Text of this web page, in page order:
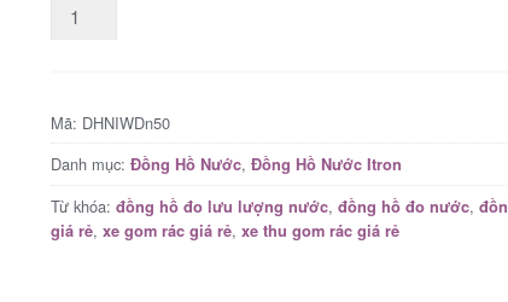
Mã: DHNIWDn50
Danh mục:Đồng Hồ Nước,Đồng Hồ Nước Itron
Từ khóa:đồng hồ đo lưu lượng nước,đồng hồ đo nước,
giá rẻ,xe gom rác giá rẻ,xe thu gom rác giá rẻ